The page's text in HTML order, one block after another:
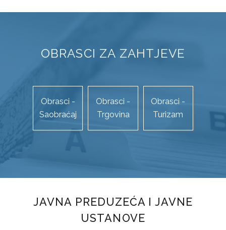
OBRASCI ZA ZAHTJEVE
Obrasci -
Saobraćaj
Obrasci -
Trgovina
Obrasci -
Turizam
JAVNA PREDUZEĆA I JAVNE
USTANOVE
STRATEGIJA RAZVOJA TURIZMA
NADLEŽNOSTI
DOKUMENTI